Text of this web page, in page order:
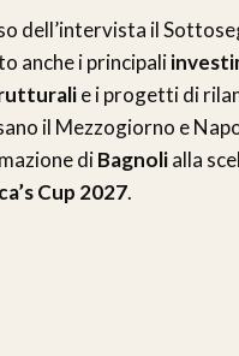
dell’intervista il
anche i principali
e i progetti di
il Mezzogiorno e
diBagnolialla
Cup 2027.